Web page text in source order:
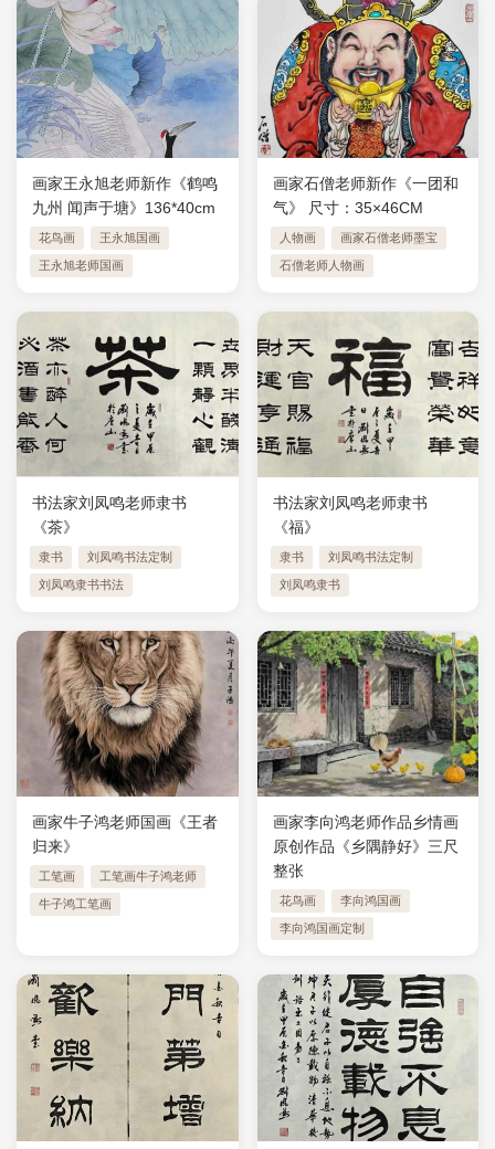
画家王永旭老师新作《鹤鸣
九州 闻声于塘》136*40cm
花鸟画 王永旭国画
王永旭老师国画
画家石僧老师新作《一团和
气》 ​尺寸：35×46CM
人物画 画家石僧老师墨宝
石僧老师人物画
书法家刘凤鸣老师隶书
《茶》
隶书 刘凤鸣书法定制
刘凤鸣隶书书法
书法家刘凤鸣老师隶书
《福》
隶书 刘凤鸣书法定制
刘凤鸣隶书
画家牛子鸿老师国画《王者
归来》
工笔画 工笔画牛子鸿老师
牛子鸿工笔画
画家李向鸿老师作品乡情画
原创作品《乡隅静好》三尺
整张
花鸟画 李向鸿国画
李向鸿国画定制